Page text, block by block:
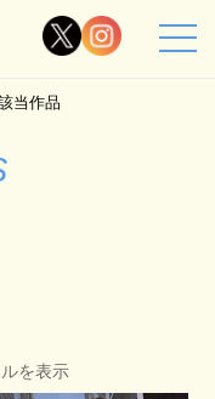
当作品
を表示